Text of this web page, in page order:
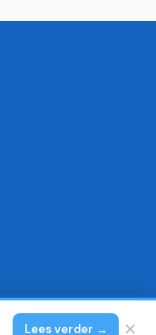
Alle rechten voorbehouden.
Lees verder → ✕